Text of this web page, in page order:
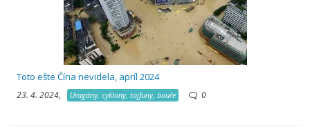
Toto ešte Čína nevidela, apríl 2024
23. 4. 2024, Uragány, cyklony, tajfuny, bouře 0